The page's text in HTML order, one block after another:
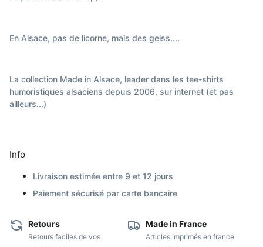
En Alsace, pas de licorne, mais des geiss....
La collection Made in Alsace, leader dans les tee-shirts
humoristiques alsaciens depuis 2006, sur internet (et pas
ailleurs...)
Info
Livraison estimée entre 9 et 12 jours
Paiement sécurisé par carte bancaire
Retours
Retours faciles de vos
Made in France
Articles imprimés en france